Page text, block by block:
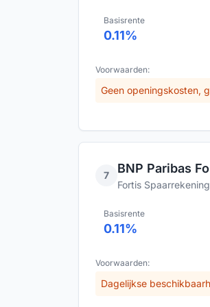
Basisrente
0.11%
Voorwaarden:
Geen openingskosten,
7 BNP Paribas
Fortis Spaarrekening
Basisrente
0.11%
Voorwaarden:
Dagelijkse